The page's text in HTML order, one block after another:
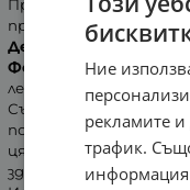
Препоръчва се прием
приема по време на
Действие:
Фертилейд за мъжее
лекар-специалист по
Съставките на
по отношение на
цялостното
здравословния
Ние
рекламите
трафик.
информация